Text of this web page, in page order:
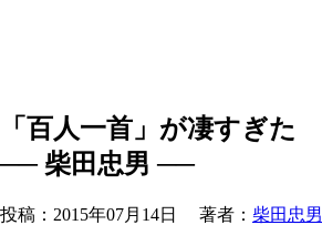
「百人一首」が凄すぎた
── 柴田忠男 ──
投稿： 2015年07月14日 著者： 柴田忠男